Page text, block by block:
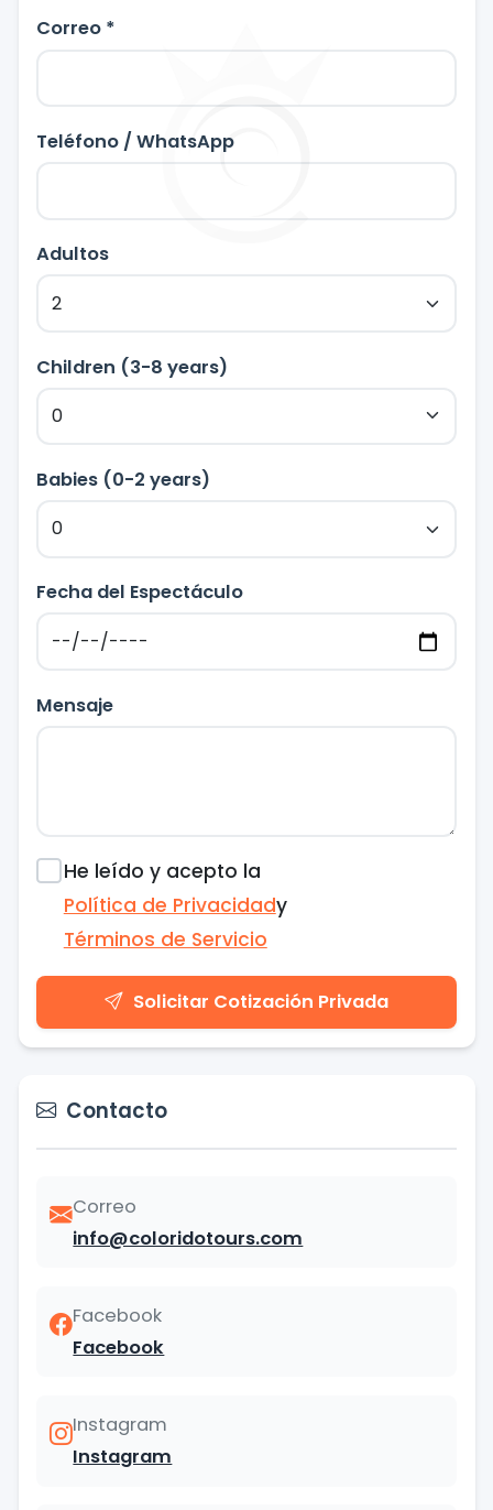
Correo *
Teléfono / WhatsApp
Adultos
Children (3-8 years)
Babies (0-2 years)
Fecha del Espectáculo
Mensaje
He leído y acepto la
Política de Privacidady
Términos de Servicio
Solicitar Cotización Privada
Contacto
Correo
info@coloridotours.com
Facebook
Facebook
Instagram
Instagram